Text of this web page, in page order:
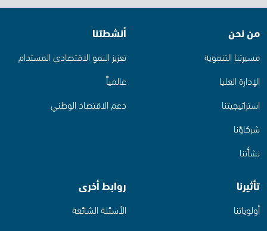
من نحن
مسيرتنا التنموية
الإدارة العليا
استراتيجيتنا
شركاؤنا
نشأتنا
أنشطتنا
تعزيز النمو الاقتصادي المستدام
عالمياً
دعم الاقتصاد الوطني
تأثيرنا
أولوياتنا
روابط أخرى
الأسئلة الشائعة